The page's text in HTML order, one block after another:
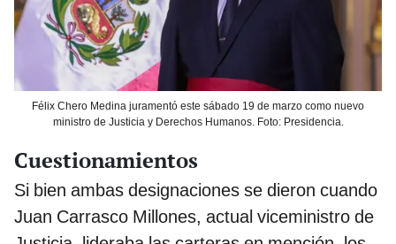
Félix Chero Medina juramentó este sábado 19 de marzo como nuevo
ministro de Justicia y Derechos Humanos. Foto: Presidencia.
Cuestionamientos
Si bien ambas designaciones se dieron cuando
Juan Carrasco Millones, actual viceministro de